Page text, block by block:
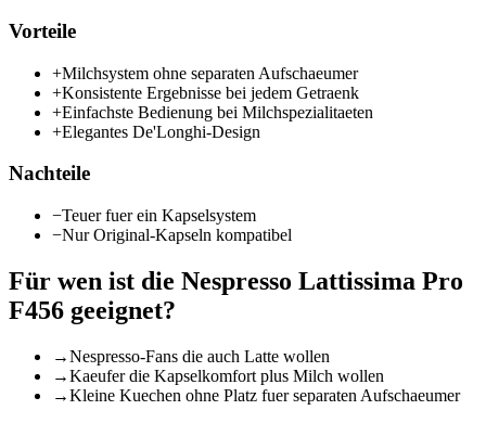
Vorteile
+Milchsystem ohne separaten Aufschaeumer
+Konsistente Ergebnisse bei jedem Getraenk
+Einfachste Bedienung bei Milchspezialitaeten
+Elegantes De'Longhi-Design
Nachteile
−Teuer fuer ein Kapselsystem
−Nur Original-Kapseln kompatibel
Für wen ist die Nespresso Lattissima Pro
F456 geeignet?
→Nespresso-Fans die auch Latte wollen
→Kaeufer die Kapselkomfort plus Milch wollen
→Kleine Kuechen ohne Platz fuer separaten Aufschaeumer